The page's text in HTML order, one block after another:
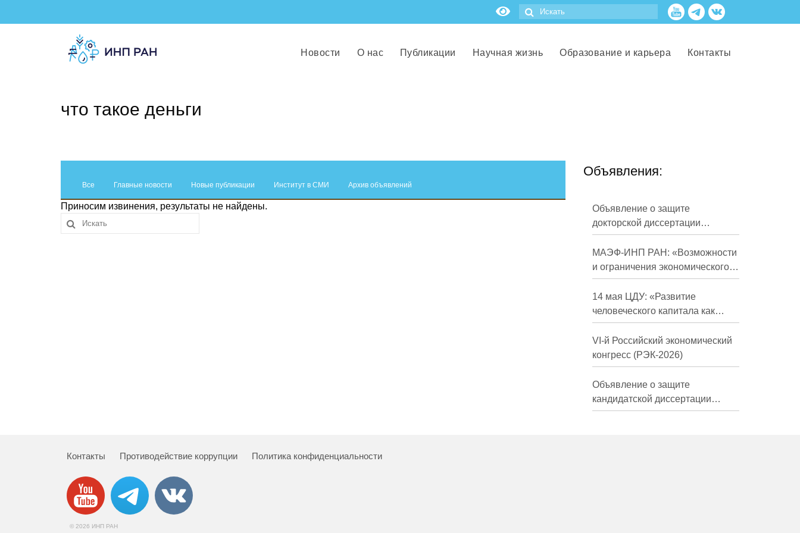
Новости О нас Публикации Научная жизнь Образование и карьера Контакты
что такое деньги
Все Главные новости Новые публикации Институт в СМИ Архив объявлений
Приносим извинения, результаты не найдены.
Объявления:
Объявление о защите
докторской диссертации
Кузнецова Михаила
Евгеньевича
МАЭФ-ИНП РАН: «Возможности
и ограничения экономического
развития России в средне- и
долгосрочной перспективе»
14 мая ЦДУ: «Развитие
человеческого капитала как
фактор экономического роста»
VI-й Российский экономический
конгресс (РЭК-2026)
Объявление о защите
кандидатской диссертации
Трындиной Николь Сергеевны
Контакты Противодействие коррупции Политика конфиденциальности
© 2026 ИНП РАН